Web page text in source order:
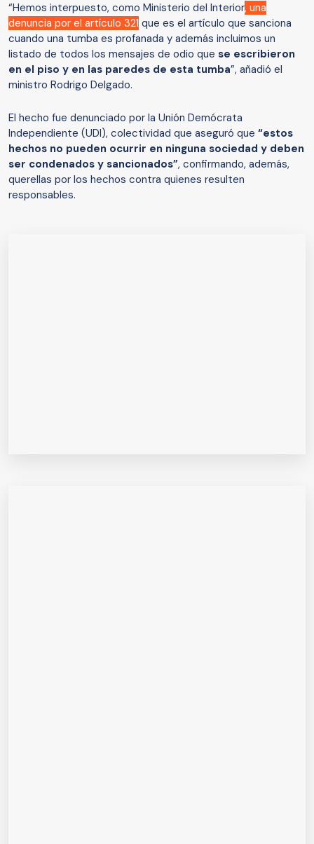
“Hemos interpuesto, como Ministerio del Interior, una
denuncia por el artículo 321 que es el artículo que sanciona
cuando una tumba es profanada y además incluimos un
listado de todos los mensajes de odio que se escribieron
en el piso y en las paredes de esta tumba”, añadió el
ministro Rodrigo Delgado.
El hecho fue denunciado por la Unión Demócrata
Independiente (UDI), colectividad que aseguró que “estos
hechos no pueden ocurrir en ninguna sociedad y deben
ser condenados y sancionados”, confirmando, además,
querellas por los hechos contra quienes resulten
responsables.